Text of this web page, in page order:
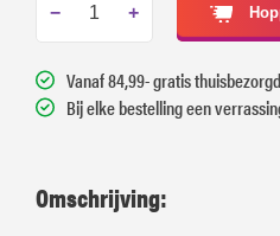
− +
Vanaf 84,99- gratis thuisbezorgd
Bij elke bestelling een
Omschrijving: